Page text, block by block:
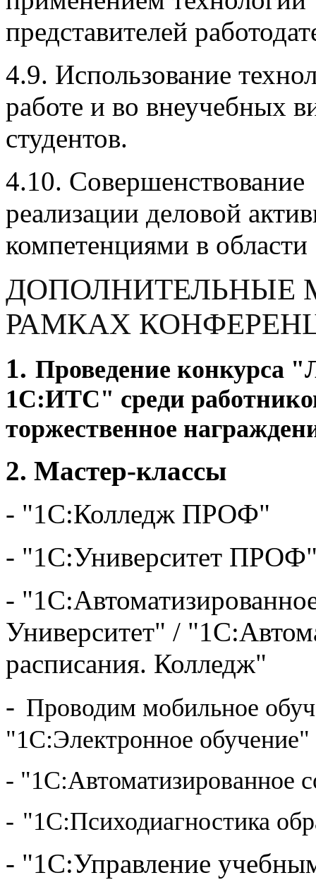
представителей
4.9. Использование
работе и во внеучебных
студентов.
4.10.
реализации деловой
компетенциями в
ДОПОЛНИТЕЛЬНЫЕ
РАМКАХ
1. Проведение конкурса
1С:ИТС" среди
торжественное
2. Мастер-классы
- "1С:Колледж ПРОФ"
- "1С:Университет
-
Университет" /
расписания. Колледж"
- Проводим мобильное
"1С:Электронное обучение"
- "1С:Автоматизированное
- "1С:Психодиагностика
- "1С:Управление